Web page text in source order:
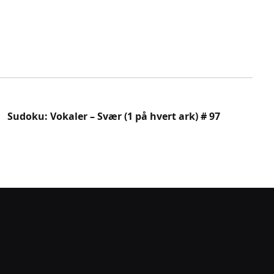
Sudoku: Vokaler – Svær (1 på hvert ark) # 97